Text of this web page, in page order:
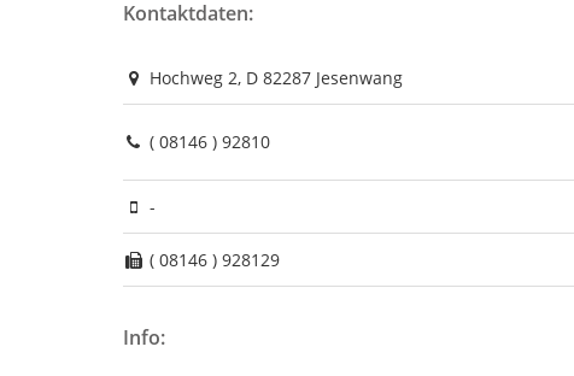
Kontaktdaten:
Hochweg 2, D 82287 Jesenwang
( 08146 ) 92810
-
( 08146 ) 928129
Info: